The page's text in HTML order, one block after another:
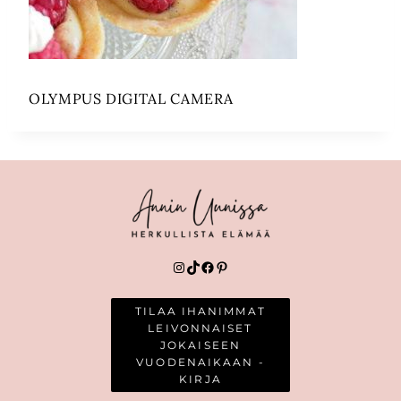
OLYMPUS DIGITAL CAMERA
Instagram
TikTok
Facebook
Pinterest
TILAA IHANIMMAT
LEIVONNAISET
JOKAISEEN
VUODENAIKAAN -
KIRJA